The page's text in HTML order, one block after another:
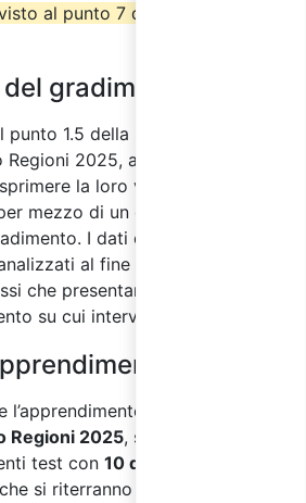
al punto 7 del suddetto
gradimento
1.5 della parte IV
Regioni 2025, ai partecipanti
la loro valutazione sulla
mezzo di un questionario di
I dati e le informazioni
al fine di individuare
che presentano criticità e le
su cui intervenire.
come previsto
Regioni 2025, saranno
test con 10 domande
si riterranno superati con